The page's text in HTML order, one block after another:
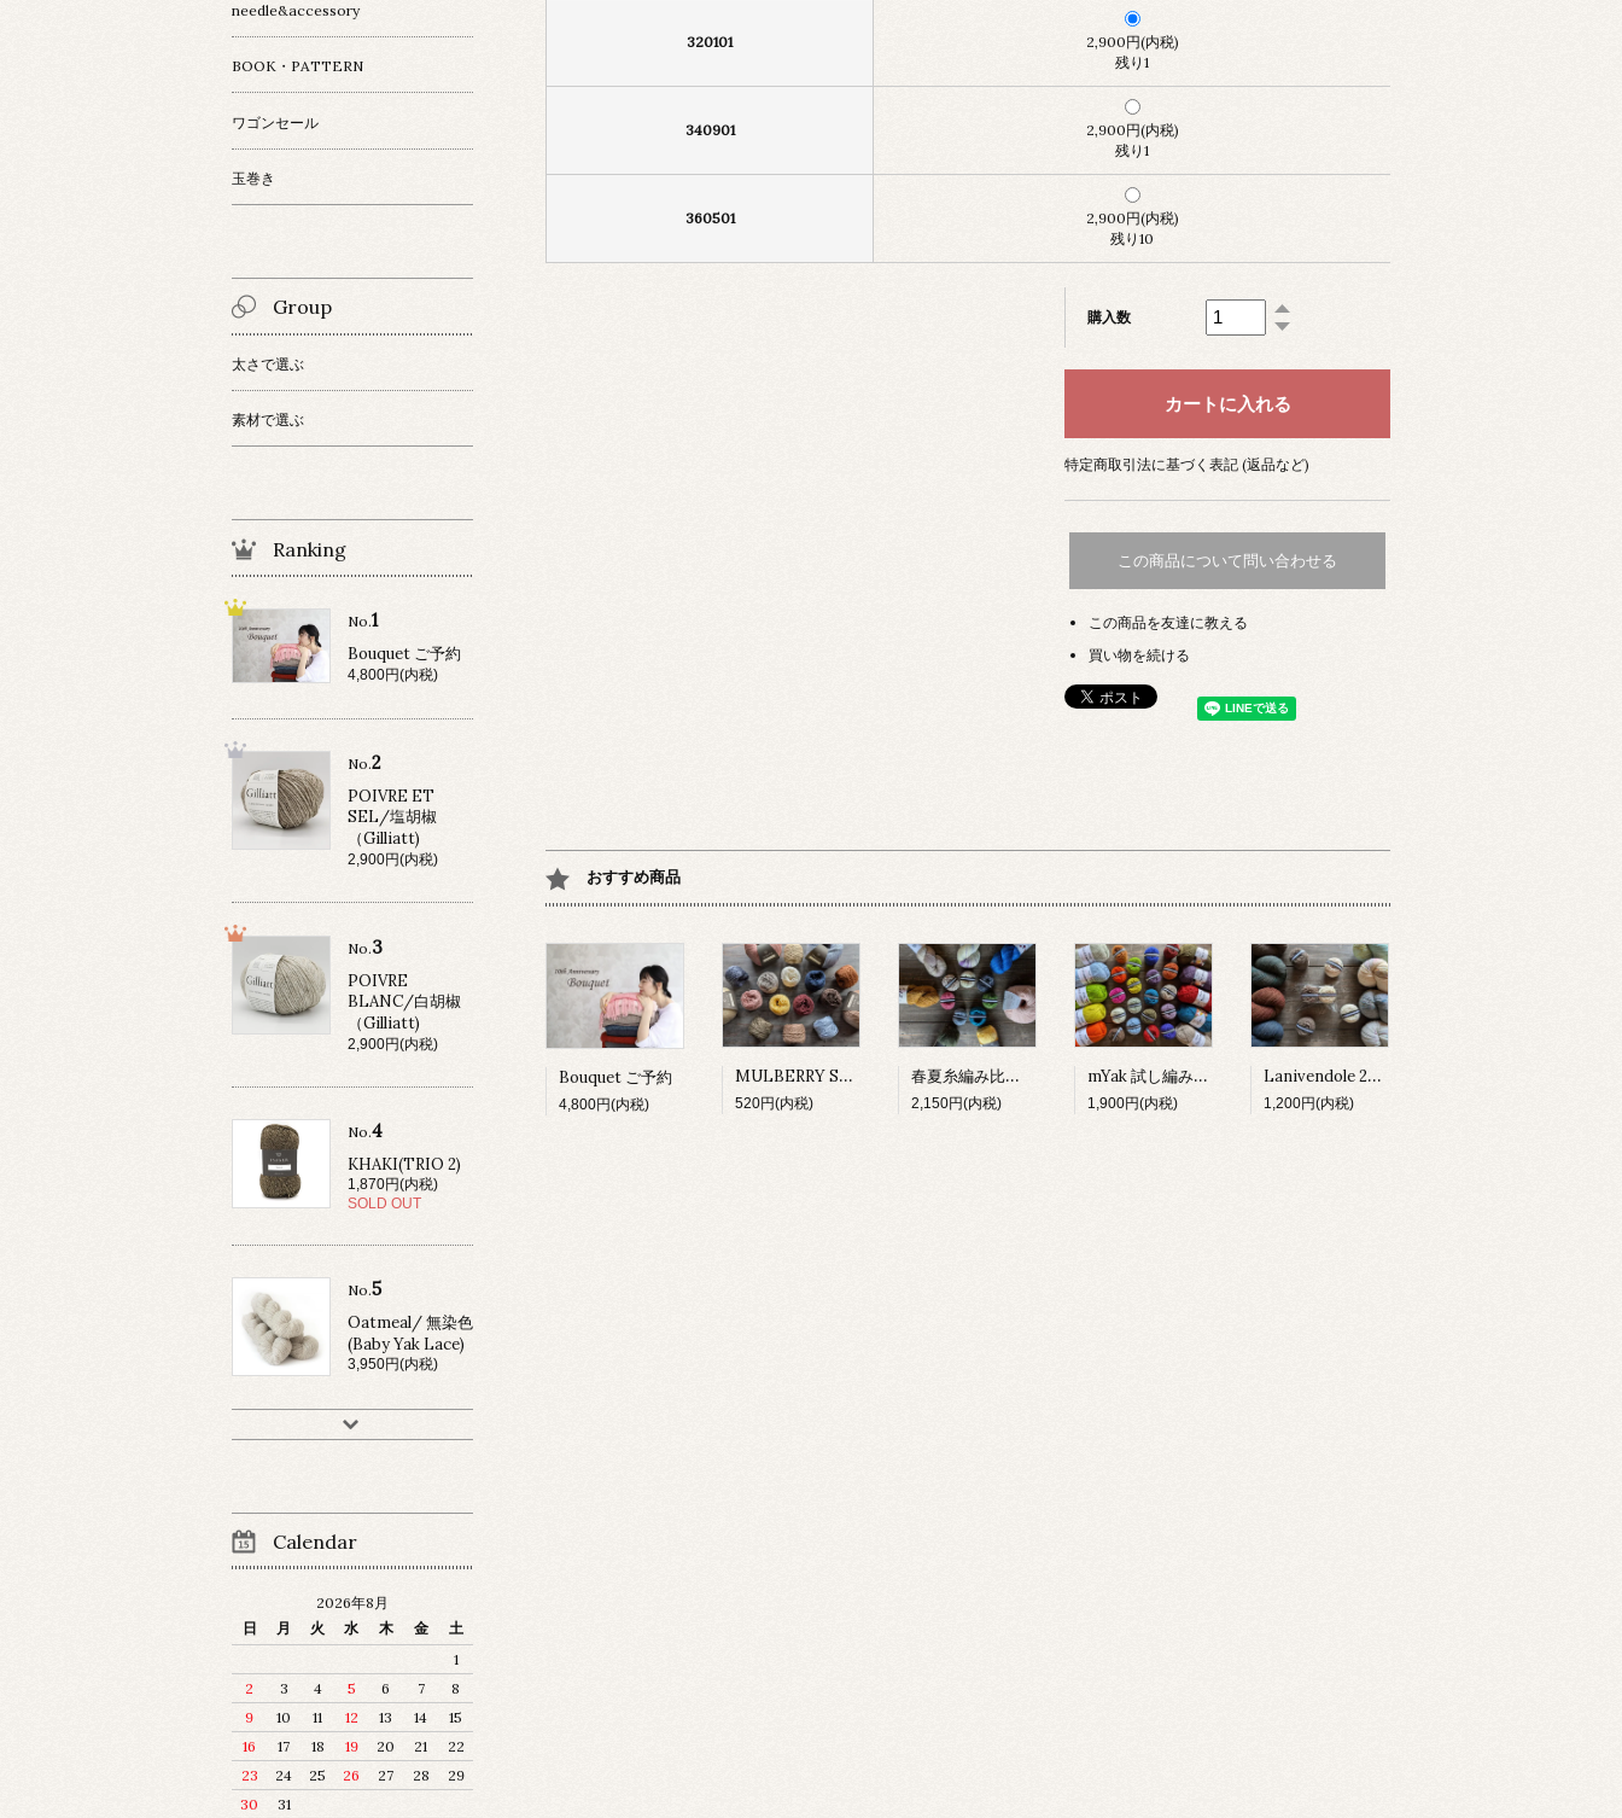
320101
2,900円(内税)
残り1
340901
2,900円(内税)
残り1
360501
2,900円(内税)
残り10
購入数
特定商取引法に基づく表記 (返品など)
この商品について問い合わせる
この商品を友達に教える
買い物を続ける
おすすめ商品
Bouquet ご予約
4,800円(内税)
MULBERRY SILK 試し編み
520円(内税)
春夏糸編み比べセット
2,150円(内税)
mYak 試し編みセット
1,900円(内税)
Lanivendole 2種 試し編みセット
1,200円(内税)
needle&accessory
BOOK・PATTERN
ワゴンセール
玉巻き
Group
太さで選ぶ
素材で選ぶ
Ranking
No.1
Bouquet ご予約
4,800円(内税)
No.2
POIVRE ET
SEL/塩胡椒
（Gilliatt)
2,900円(内税)
No.3
POIVRE
BLANC/白胡椒
（Gilliatt)
2,900円(内税)
No.4
KHAKI(TRIO 2)
1,870円(内税)
SOLD OUT
No.5
Oatmeal/ 無染色
(Baby Yak Lace)
3,950円(内税)
Calendar
2026年8月
日
月 火 水 木 金
土
1
2
3 4 5 6 7
8
9
10 11 12 13 14
15
16
17 18 19 20 21
22
23
24 25 26 27 28
29
30
31